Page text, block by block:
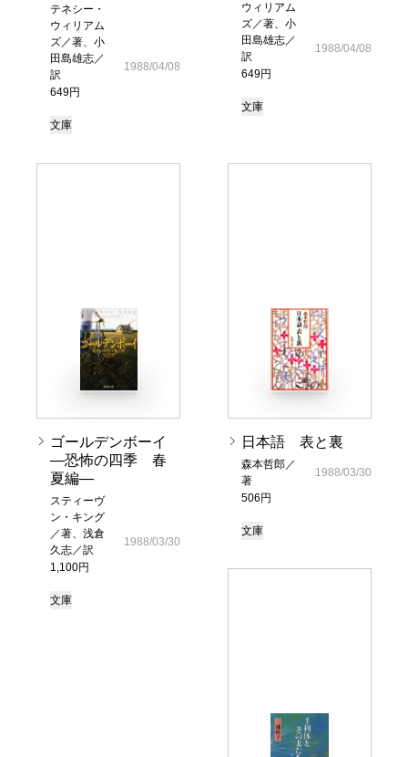
テネシー・
ウィリアム
ズ／著、小
田島雄志／
訳
649円
1988/04/08
文庫
ウィリアム
ズ／著、小
田島雄志／
訳
649円
1988/04/08
文庫
ゴールデンボーイ
―恐怖の四季 春
夏編―
スティーヴ
ン・キング
／著、浅倉
久志／訳
1,100円
1988/03/30
文庫
日本語 表と裏
森本哲郎／
著
506円
1988/03/30
文庫